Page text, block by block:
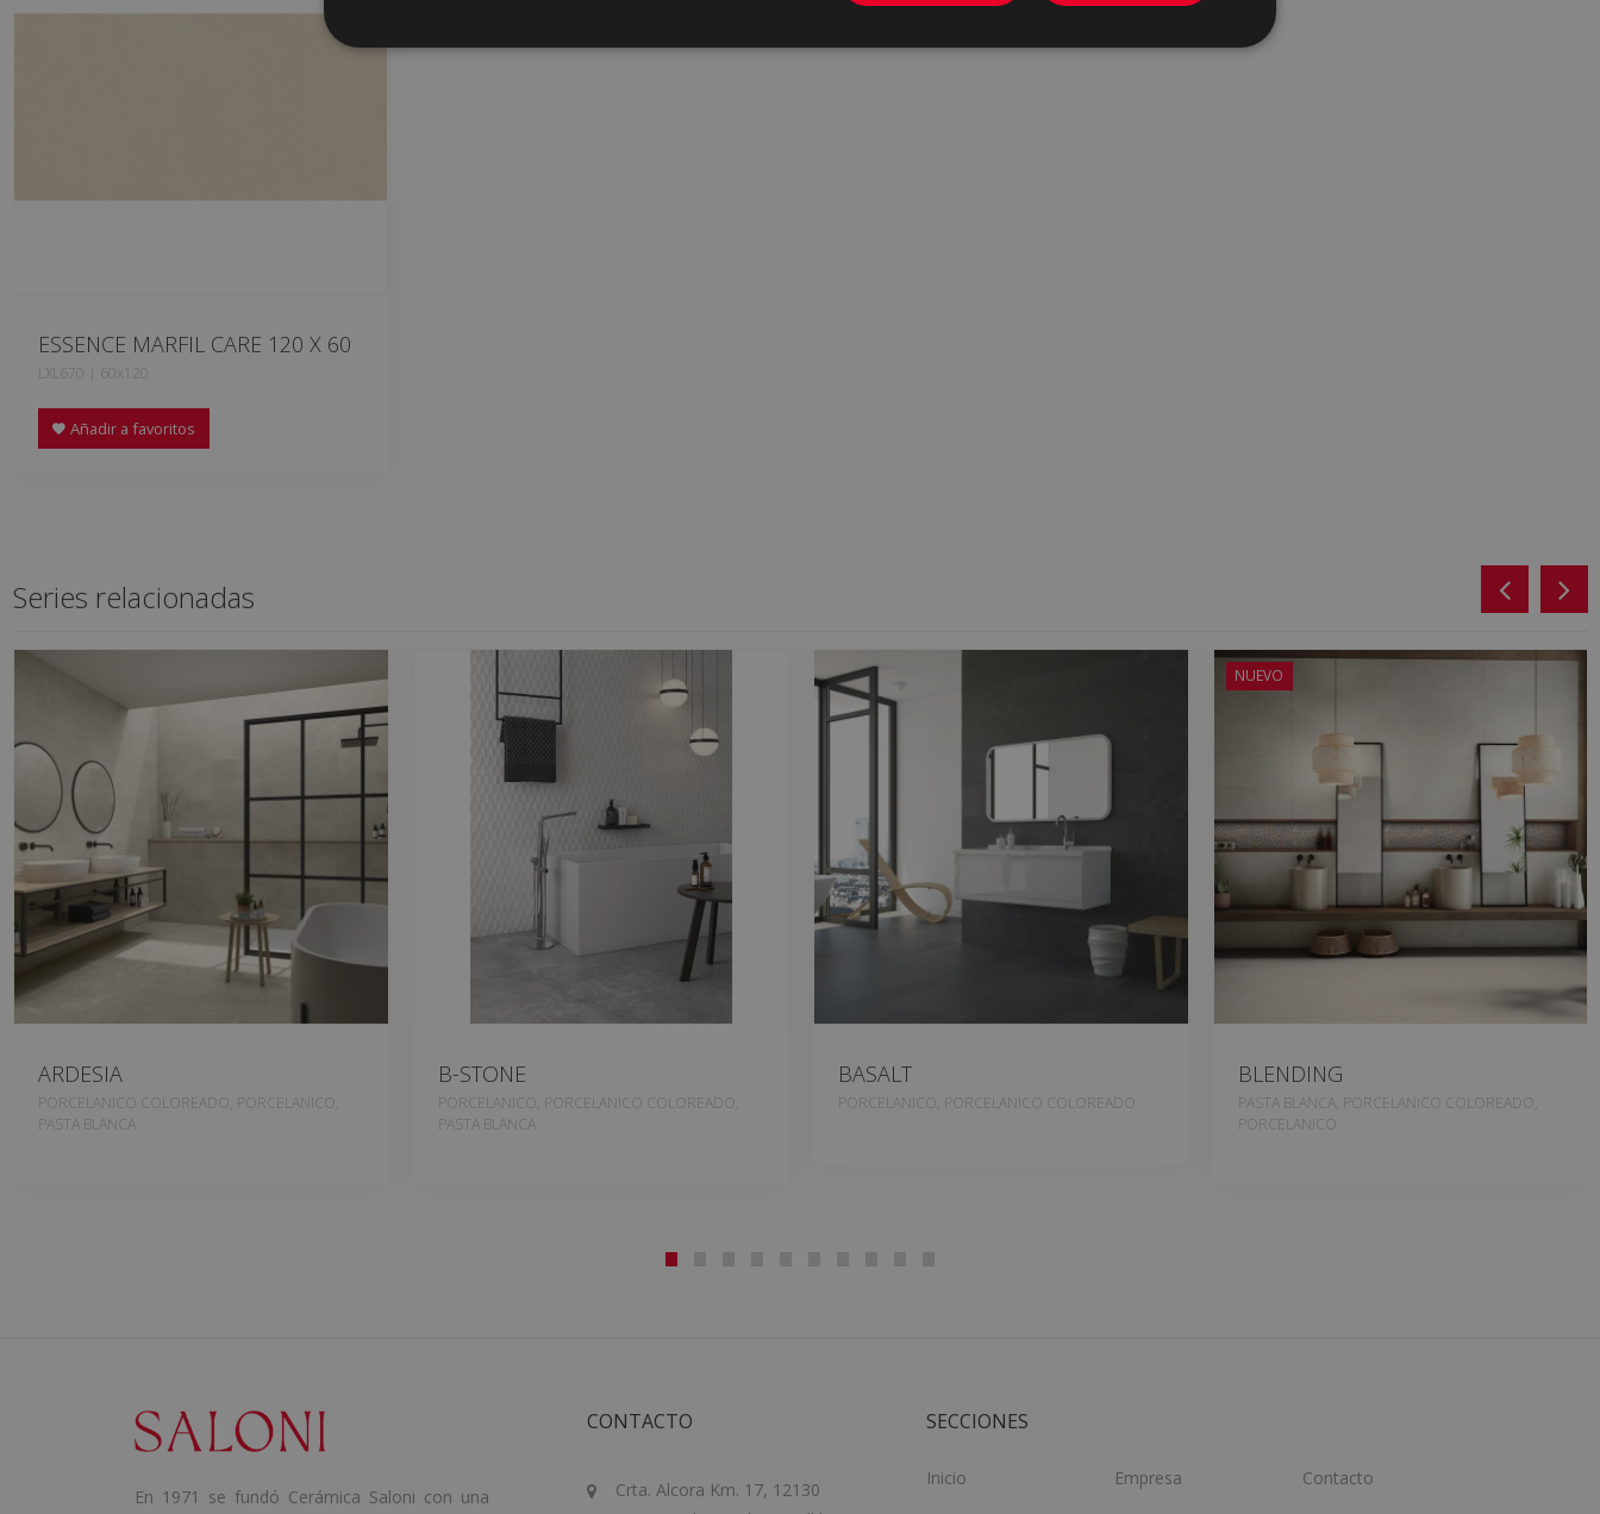
ESSENCE MARFIL CARE 120 X 60
LXL670 | 60x120
Añadir a favoritos
Series relacionadas
ARDESIA
PORCELANICO COLOREADO, PORCELANICO,
PASTA BLANCA
B-STONE
PORCELANICO, PORCELANICO COLOREADO,
PASTA BLANCA
BASALT
PORCELANICO, PORCELANICO COLOREADO
NUEVO
BLENDING
PASTA BLANCA, PORCELANICO COLOREADO,
PORCELANICO
En 1971 se fundó Cerámica Saloni con una
CONTACTO
Crta. Alcora Km. 17, 12130
SECCIONES
Inicio Empresa Contacto